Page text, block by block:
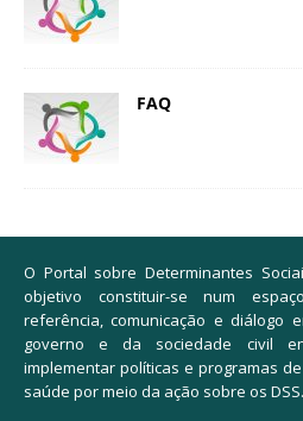
FAQ
O Portal sobre Determinantes
objetivo constituir-se num
referência, comunicação e diálogo
governo e da sociedade civil
implementar políticas e programas
saúde por meio da ação sobre os DSS.